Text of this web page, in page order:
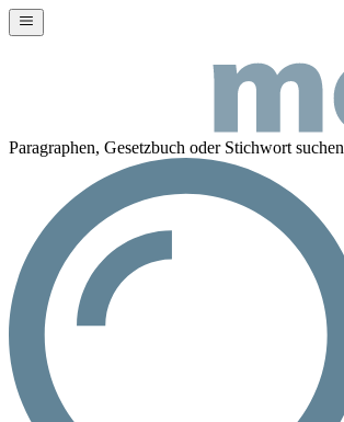
Paragraphen, Gesetzbuch oder Stichwort suchen